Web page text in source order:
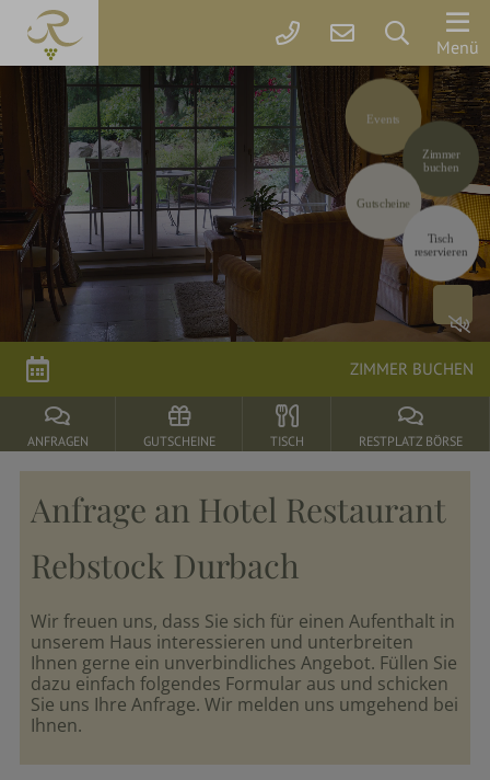
Menü
Events
Zimmer
buchen
Gutscheine
Tisch
reservieren
ZIMMER BUCHEN
ANFRAGEN GUTSCHEINE TISCH RESTPLATZ BÖRSE
Der
Rebstock
Zimmer
&
Preise
Online
buchen
Arrangements
Gutscheine
Wohlfühlleistungen
Restplatzbörse
Arrangements
Genuss
&
Feiern
Anfrage an Hotel Restaurant
Rebstock Durbach
Wir freuen uns, dass Sie sich für einen Aufenthalt in
unserem Haus interessieren und unterbreiten
Ihnen gerne ein unverbindliches Angebot. Füllen Sie
dazu einfach folgendes Formular aus und schicken
Sie uns Ihre Anfrage. Wir melden uns umgehend bei
Ihnen.